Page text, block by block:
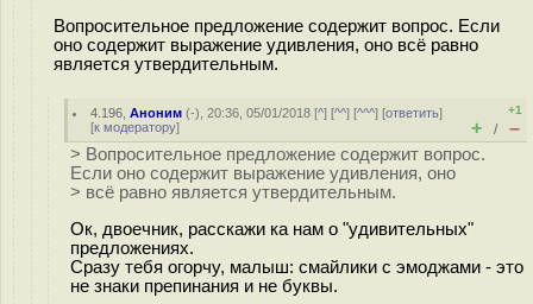
Вопросительное предложение содержит вопрос. Если
оно содержит выражение удивления, оно всё равно
является утвердительным.
4.196 ,Аноним (-), 20:36, 05/01/2018 [^] [^^] [^^^] [ответить]
[к модератору]
+1
+ / –
> Вопросительное предложение содержит вопрос.
Если оно содержит выражение удивления, оно
> всё равно является утвердительным.
Ок, двоечник, расскажи ка нам о "удивительных"
предложениях.
Сразу тебя огорчу, малыш: смайлики с эмоджами - это
не знаки препинания и не буквы.